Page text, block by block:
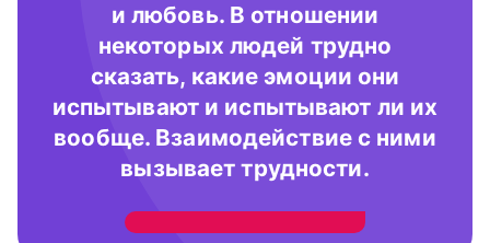
и любовь. В отношении
некоторых людей трудно
сказать, какие эмоции они
испытывают и испытывают ли их
вообще. Взаимодействие с ними
вызывает трудности.